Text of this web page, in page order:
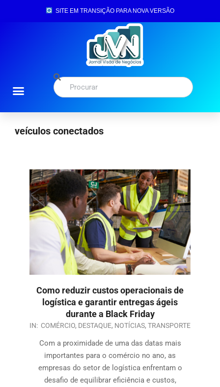
SITE EM TRANSIÇÃO PARA NOVA VERSÃO
veículos conectados
Como reduzir custos operacionais de
logística e garantir entregas ágeis
durante a Black Friday
IN: COMÉRCIO, DESTAQUE, NOTÍCIAS, TRANSPORTE
Com a proximidade de uma das datas mais
importantes para o comércio no ano, as
empresas do setor de logística enfrentam o
desafio de equilibrar eficiência e custos,